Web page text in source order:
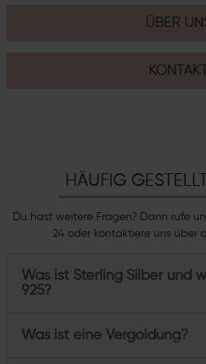
ÜBER
KONTAKT
HÄUFIG
Du hast weitere Fragen? Dann rufe
24 oder kontaktiere uns über
Was ist Sterling Silber und
925?
Was ist eine Vergoldung?